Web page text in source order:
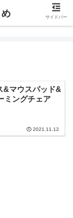
とめです。
&マウスパッド&
ミングチェア
2021.11.12
サイドバー